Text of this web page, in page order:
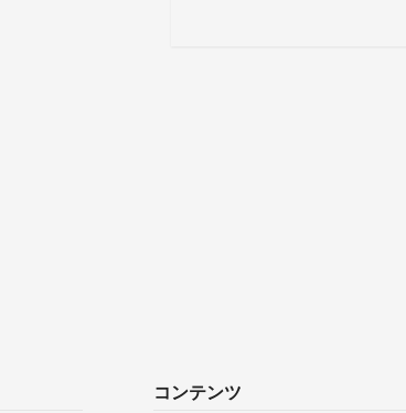
コンテンツ